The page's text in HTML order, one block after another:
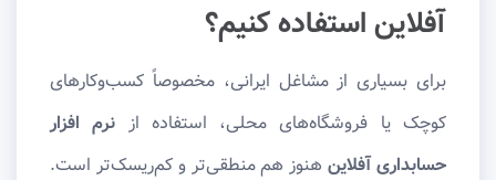
آفلاین استفاده کنیم؟
برای بسیاری از مشاغل ایرانی، مخصوصاً کسب‌وکارهای
کوچک یا فروشگاه‌های محلی، استفاده از نرم افزار
حسابداری آفلاینهنوز هم منطقی‌تر و کم‌ریسک‌تر است.